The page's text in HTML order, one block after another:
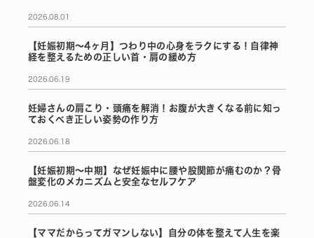
2026.08.01
【妊娠初期〜4ヶ月】つわり中の心身をラクにする！自律神
経を整えるための正しい首・肩の緩め方
2026.06.19
妊婦さんの肩こり・頭痛を解消！お腹が大きくなる前に知っ
ておくべき正しい姿勢の作り方
2026.06.18
【妊娠初期〜中期】なぜ妊娠中に腰や股関節が痛むのか？骨
盤変化のメカニズムと安全なセルフケア
2026.06.14
【ママだからってガマンしない】自分の体を整えて人生を楽